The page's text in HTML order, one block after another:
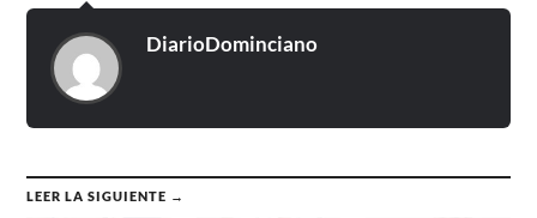
DiarioDominciano
LEER LA SIGUIENTE →